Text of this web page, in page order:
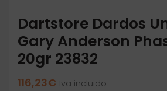
Dartstore Dardos
Gary Anderson
20gr 23832
116,23€ Iva incluido